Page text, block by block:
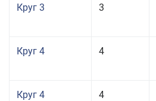
Круг 3 3
Круг 4 4
Круг 4 4